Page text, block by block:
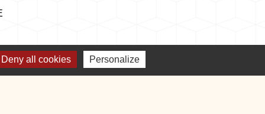
Deny all cookies Personalize